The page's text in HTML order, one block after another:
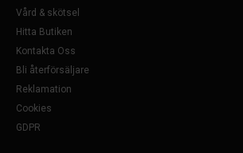
Vård & skötsel
Hitta Butiken
Kontakta Oss
Bli återförsäljare
Reklamation
Cookies
GDPR